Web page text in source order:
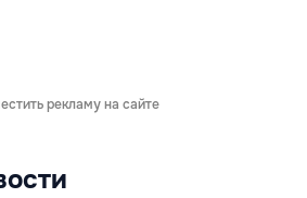
рекламу на сайте